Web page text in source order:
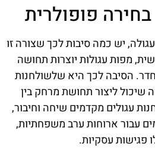
פופולרית
יש כמה סיבות לכך שצורה זו
מפות עגולות יוצרות תחושה
הסיבה לכך היא שלשולחנות
שיכול ליצור תחושת מרחק בין
עגולים מקדמים שיחה וחיבור,
עבור ארוחות ערב משפחתיות,
פגישות עסקיות.